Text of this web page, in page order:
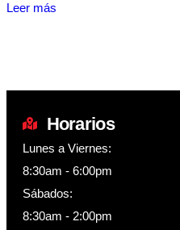
Leer más
Horarios
Lunes a Viernes:
8:30am - 6:00pm
Sábados:
8:30am - 2:00pm